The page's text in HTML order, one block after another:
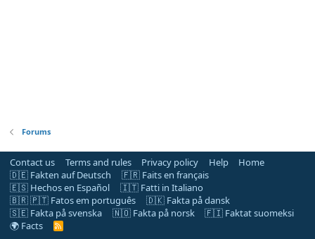
Forums
Contact us Terms and rules Privacy policy Help
Home
🇩🇪 Fakten auf Deutsch
🇫🇷 Faits en français
🇪🇸 Hechos en Español
🇮🇹 Fatti in Italiano
🇧🇷 🇵🇹 Fatos em português
🇩🇰 Fakta på dansk
🇸🇪 Fakta på svenska
🇳🇴 Fakta på norsk
🇫🇮 Faktat suomeksi
🌍 Facts
R